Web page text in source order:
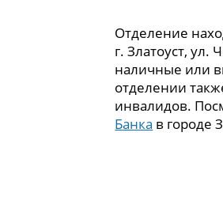
Отделение
г. Златоуст, ул.
наличные или
отделении
инвалидов.
Банка в городе